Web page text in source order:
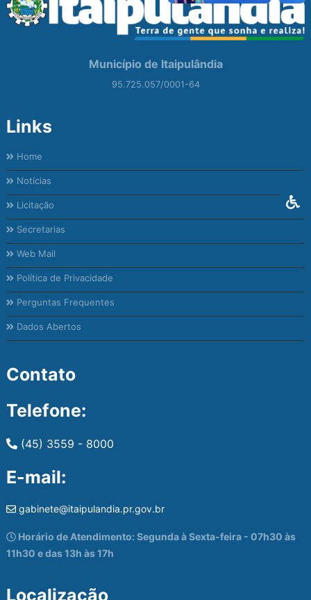
Município de Itaipulândia
95.725.057/0001-64
Links
Home
Notícias
Licitação
Secretarias
Web Mail
Política de Privacidade
Perguntas Frequentes
Dados Abertos
Contato
Telefone:
(45) 3559 - 8000
E-mail:
gabinete@itaipulandia.pr.gov.br
Horário de Atendimento: Segunda à Sexta-feira - 07h30 às
11h30 e das 13h às 17h
Localização